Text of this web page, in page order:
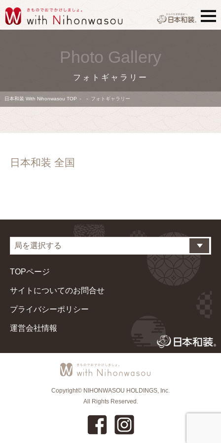
Photo Gallery
フォトギャラリー
日本和装 With Nihonwasou TOP > > フォトギャラリー
日本和装 全国
TOPページ
サイトについてのお問合せ
プライバシーポリシー
運営会社情報
Copyright© NIHONWASOU HOLDINGS, Inc.
All Rights Reserved.